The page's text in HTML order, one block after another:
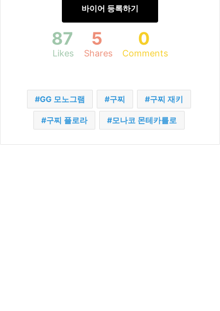
바이어 등록하기
87
Likes
5
Shares
0
Comments
GG 모노그램 구찌 구찌 재키
구찌 플로라 모나코 몬테카를로